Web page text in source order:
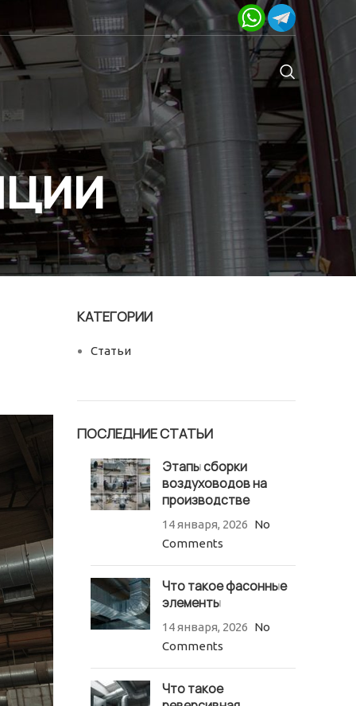
КАТЕГОРИИ
Статьи
ПОСЛЕДНИЕ СТАТЬИ
Этапы сборки
воздуховодов на
производстве
14 января, 2026 No
Comments
Что такое фасонные
элементы
14 января, 2026 No
Comments
Что такое